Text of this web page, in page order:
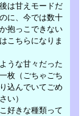
は甘えモードだ
に、今では数十
抱っこできない
こちらになりま
うな甘々だった
枚（ごちゃごち
込んでいてごめ
い）
好きな種類って